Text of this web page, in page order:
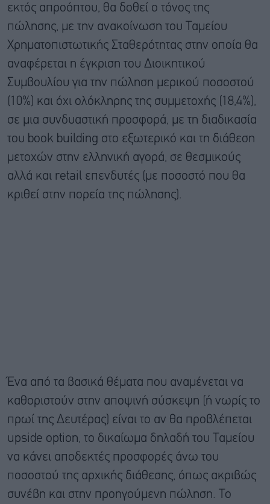
εκτός απροόπτου, θα δοθεί ο τόνος της
πώλησης, με την ανακοίνωση του Ταμείου
Χρηματοπιστωτικής Σταθερότητας στην οποία θα
αναφέρεται η έγκριση του Διοικητικού
Συμβουλίου για την πώληση μερικού ποσοστού
(10%) και όχι ολόκληρης της συμμετοχής (18,4%),
σε μια συνδυαστική προσφορά, με τη διαδικασία
του book building στο εξωτερικό και τη διάθεση
μετοχών στην ελληνική αγορά, σε θεσμικούς
αλλά και retail επενδυτές (με ποσοστό που θα
κριθεί στην πορεία της πώλησης).
Ένα από τα βασικά θέματα που αναμένεται να
καθοριστούν στην αποψινή σύσκεψη (ή νωρίς το
πρωί της Δευτέρας) είναι το αν θα προβλέπεται
upside option, το δικαίωμα δηλαδή του Ταμείου
να κάνει αποδεκτές προσφορές άνω του
ποσοστού της αρχικής διάθεσης, όπως ακριβώς
συνέβη και στην προηγούμενη πώληση. Το